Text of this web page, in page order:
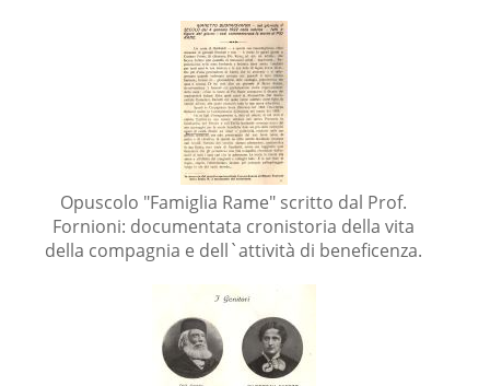
Opuscolo "Famiglia Rame" scritto dal Prof.
Fornioni: documentata cronistoria della vita
della compagnia e dell`attività di beneficenza.